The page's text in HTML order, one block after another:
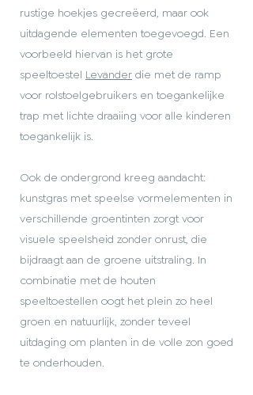
rustige hoekjes gecreëerd, maar ook
uitdagende elementen toegevoegd. Een
voorbeeld hiervan is het grote
speeltoestel Levander die met de ramp
voor rolstoelgebruikers en toegankelijke
trap met lichte draaiing voor alle kinderen
toegankelijk is.
Ook de ondergrond kreeg aandacht:
kunstgras met speelse vormelementen in
verschillende groentinten zorgt voor
visuele speelsheid zonder onrust, die
bijdraagt aan de groene uitstraling. In
combinatie met de houten
speeltoestellen oogt het plein zo heel
groen en natuurlijk, zonder teveel
uitdaging om planten in de volle zon goed
te onderhouden.